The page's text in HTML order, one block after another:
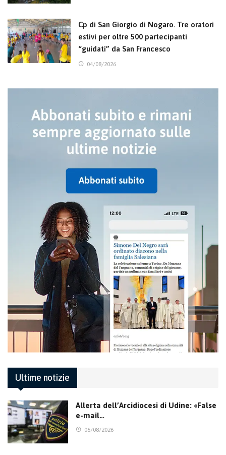
Cp di San Giorgio di Nogaro. Tre oratori
estivi per oltre 500 partecipanti
“guidati” da San Francesco
04/08/2026
Ultime notizie
Allerta dell’Arcidiocesi di Udine: «False
e-mail…
06/08/2026